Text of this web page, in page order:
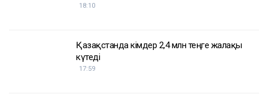
18:10
Қазақстанда кімдер 2,4 млн теңге жалақы
күтеді
17:59